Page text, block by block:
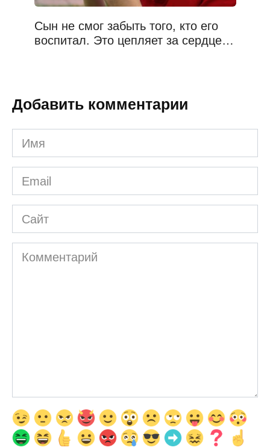
Сын не смог забыть того, кто его
воспитал. Это цепляет за сердце…
Добавить комментарии
Имя
*
Email
*
Сайт
Комментарий